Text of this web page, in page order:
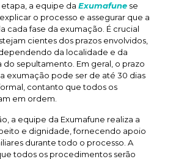
a equipe da Exumafunese
o processo e assegurar que a
cada fase da exumação. É crucial
cientes dos prazos envolvidos,
da localidade e da
sepultamento. Em geral, o prazo
exumação pode ser de até 30 dias
contanto que todos os
em ordem.
a equipe da Exumafune realiza a
e dignidade, fornecendo apoio
durante todo o processo. A
todos os procedimentos serão